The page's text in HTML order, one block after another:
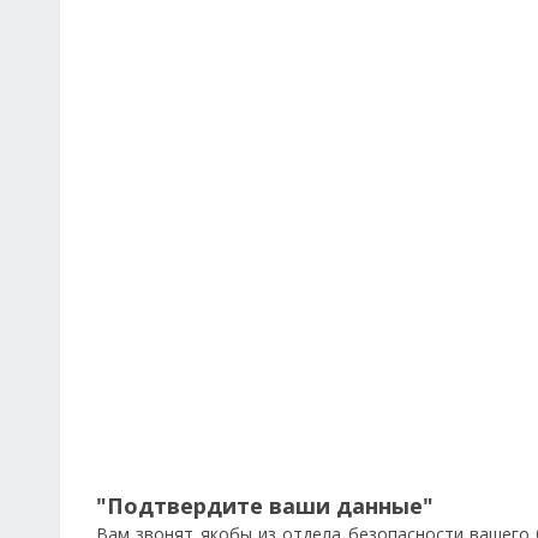
"Подтвердите ваши данные"